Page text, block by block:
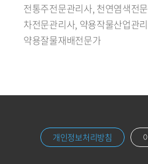
전통주전문관리사, 천연염색전
차전문관리사, 약용작물산업관
약용잘물재배전문가
개인정보처리방침